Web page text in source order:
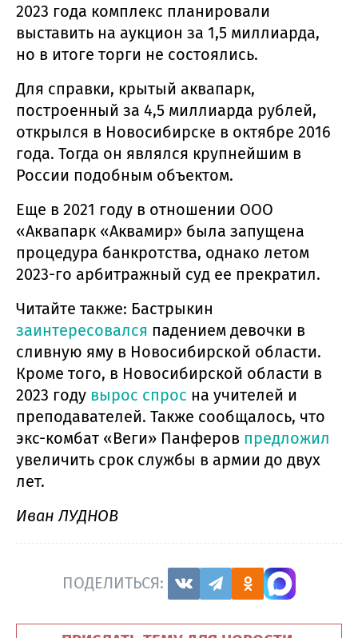
2023 года комплекс планировали
выставить на аукцион за 1,5 миллиарда,
но в итоге торги не состоялись.
Для справки, крытый аквапарк,
построенный за 4,5 миллиарда рублей,
открылся в Новосибирске в октябре 2016
года. Тогда он являлся крупнейшим в
России подобным объектом.
Еще в 2021 году в отношении ООО
«Аквапарк «Аквамир» была запущена
процедура банкротства, однако летом
2023-го арбитражный суд ее прекратил.
Читайте также: Бастрыкин
заинтересовался падением девочки в
сливную яму в Новосибирской области.
Кроме того, в Новосибирской области в
2023 году вырос спрос на учителей и
преподавателей. Также сообщалось, что
экс-комбат «Веги» Панферов предложил
увеличить срок службы в армии до двух
лет.
Иван ЛУДНОВ
ПОДЕЛИТЬСЯ: